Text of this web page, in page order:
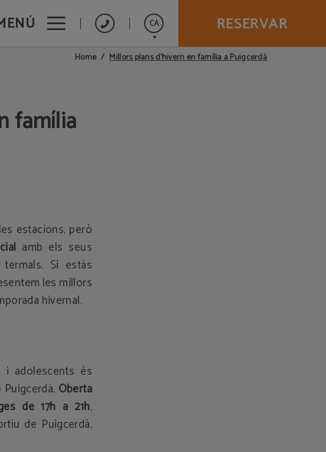
CA RESERVAR
Home Millors plans d'hivern en família a Puigcerdà
família
estacions, però
amb els seus
Si estàs
les millors
hivernal.
adolescents és
Oberta
de 17h a 21h,
de Puigcerdà,